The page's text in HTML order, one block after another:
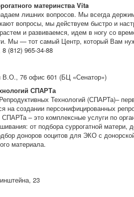
материнства Vita
лишних вопросов. Мы всегда
вопросы, мы действуем быстро и
и развиваемся, идем в ногу со
Мы — тот самый Центр, который Вам
(812) 965-34-88
В.О., 76 офис 601 (БЦ «Сенатор»)
СПАРТа
Технологий (СПАРТа)–
на создании персонифицированных
– это комплексные услуги по
от подбора суррогатной матери,
доноров ооцитов для ЭКО с
материала.
23